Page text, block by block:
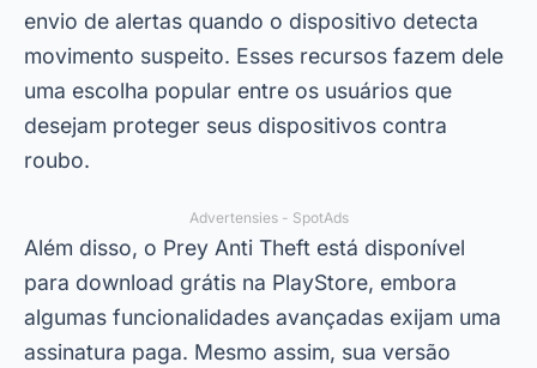
envio de alertas quando o dispositivo detecta
movimento suspeito. Esses recursos fazem dele
uma escolha popular entre os usuários que
desejam proteger seus dispositivos contra
roubo.
Advertensies - SpotAds
Além disso, o Prey Anti Theft está disponível
para download grátis na PlayStore, embora
algumas funcionalidades avançadas exijam uma
assinatura paga. Mesmo assim, sua versão